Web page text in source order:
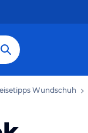
Wundschuh